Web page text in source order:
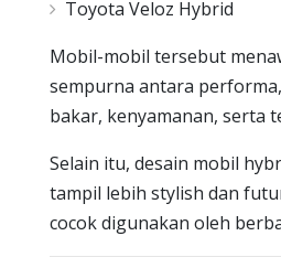
Toyota Veloz Hybrid
Mobil-mobil tersebut
sempurna antara
bakar, kenyamanan, serta
Selain itu, desain mobil
tampil lebih stylish dan
cocok digunakan oleh